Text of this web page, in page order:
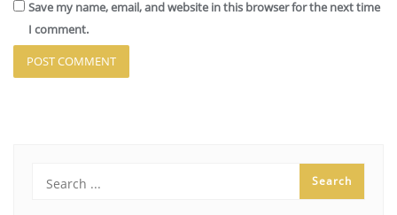
Save my name, email, and website in this browser for the next time
I comment.